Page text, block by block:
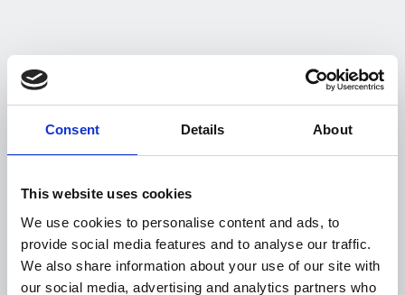
Consent Details About
This website uses cookies
We use cookies to personalise content and ads, to
provide social media features and to analyse our traffic.
We also share information about your use of our site with
our social media, advertising and analytics partners who
Gestion des notes de frais en situation de mobilité
Oubliez les feuilles de
calcul et gérez
efficacement les
dépenses, même en